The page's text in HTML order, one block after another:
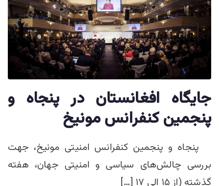
جایگاه افغانستان در پنجاه‌ و
‌پنجمین کنفرانس مونیخ
پنجاه و پنجمین کنفرانس امنیتی مونیخ، جهت
بررسی چالش‌های سیاسی و امنیتی جهان، هفته
گذشته (از ۱۵ الی ۱۷ […]